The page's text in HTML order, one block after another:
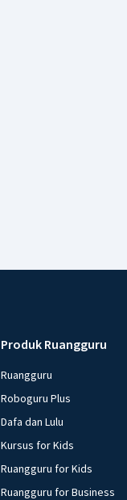
Produk Ruangguru
Ruangguru
Roboguru Plus
Dafa dan Lulu
Kursus for Kids
Ruangguru for Kids
Ruangguru for Business